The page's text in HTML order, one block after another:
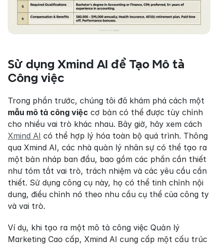
Sử dụng Xmind AI để Tạo Mô tả
Công việc
mẫu mô tả công việc cơ bản có thể được tùy chỉnh
Xmind AI có thể hợp lý hóa toàn bộ quá trình. Thông
qua Xmind AI, các nhà quản lý nhân sự có thể tạo ra
một bản nháp ban đầu, bao gồm các phần cần thiết
như tóm tắt vai trò, trách nhiệm và các yêu cầu cần
thiết. Sử dụng công cụ này, họ có thể tinh chỉnh nội
dung, điều chỉnh nó theo nhu cầu cụ thể của công ty
và vai trò.
Ví dụ, khi tạo ra một mô tả công việc Quản lý
Marketing Cao cấp, Xmind AI cung cấp một cấu trúc